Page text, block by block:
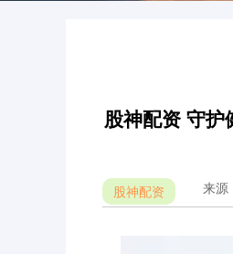
股神配资 守
股神配资 来源